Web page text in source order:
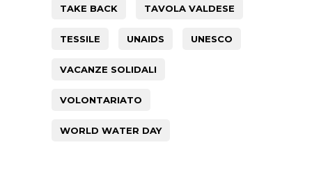
TAKE BACK TAVOLA VALDESE
TESSILE UNAIDS UNESCO
VACANZE SOLIDALI
VOLONTARIATO
WORLD WATER DAY